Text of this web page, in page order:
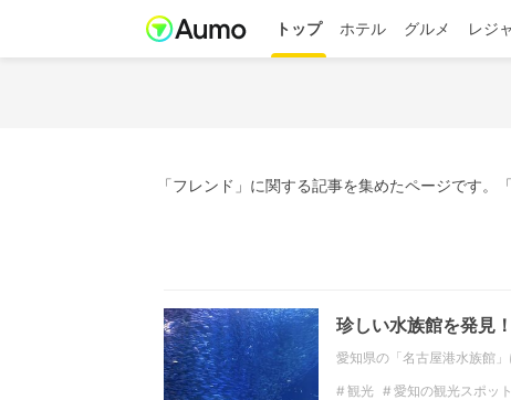
トップ ホテル グルメ レジ
「フレンド」に関する記事を集めたページです。
珍しい水族館を発見
愛知県の「名古屋港水族館
観光 愛知の観光スポット